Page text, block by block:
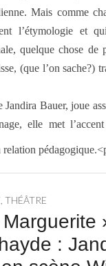
Mais comme
l’étymologie et
quelque chose
(que l’on sache?)
Jandira Bauer, joue
elle met
pédagogique.
THÉÂTRE
: